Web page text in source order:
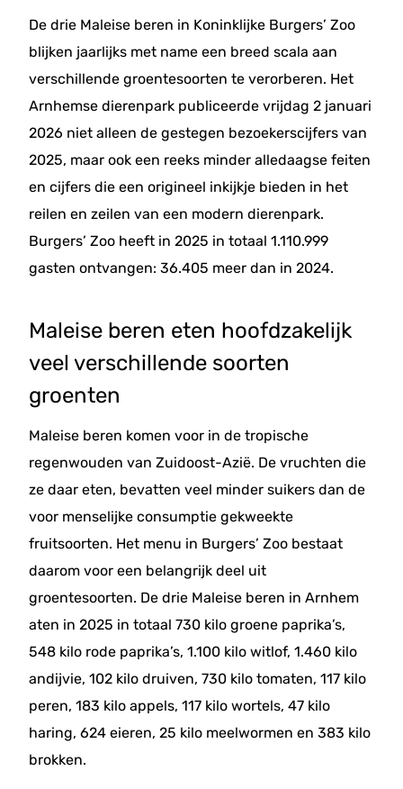
De drie Maleise beren in Koninklijke Burgers’ Zoo
blijken jaarlijks met name een breed scala aan
verschillende groentesoorten te verorberen. Het
Arnhemse dierenpark publiceerde vrijdag 2 januari
2026 niet alleen de gestegen bezoekerscijfers van
2025, maar ook een reeks minder alledaagse feiten
en cijfers die een origineel inkijkje bieden in het
reilen en zeilen van een modern dierenpark.
Burgers’ Zoo heeft in 2025 in totaal 1.110.999
gasten ontvangen: 36.405 meer dan in 2024.
Maleise beren eten hoofdzakelijk
veel verschillende soorten
groenten
Maleise beren komen voor in de tropische
regenwouden van Zuidoost-Azië. De vruchten die
ze daar eten, bevatten veel minder suikers dan de
voor menselijke consumptie gekweekte
fruitsoorten. Het menu in Burgers’ Zoo bestaat
daarom voor een belangrijk deel uit
groentesoorten. De drie Maleise beren in Arnhem
aten in 2025 in totaal 730 kilo groene paprika’s,
548 kilo rode paprika’s, 1.100 kilo witlof, 1.460 kilo
andijvie, 102 kilo druiven, 730 kilo tomaten, 117 kilo
peren, 183 kilo appels, 117 kilo wortels, 47 kilo
haring, 624 eieren, 25 kilo meelwormen en 383 kilo
brokken.